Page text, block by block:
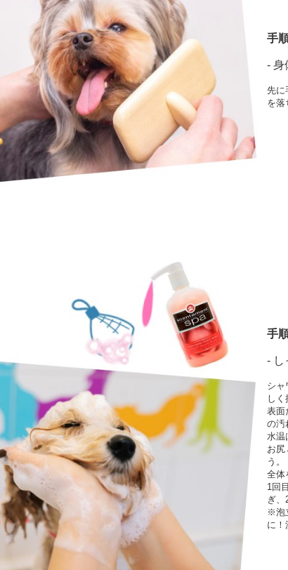
手
- 身
先に
を落
手
- し
シャ
しく
表面
の汚
水温
お
う。
全体
1回
ぎ、
※泡
に！